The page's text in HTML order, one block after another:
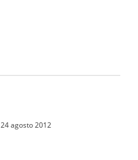
24 agosto 2012